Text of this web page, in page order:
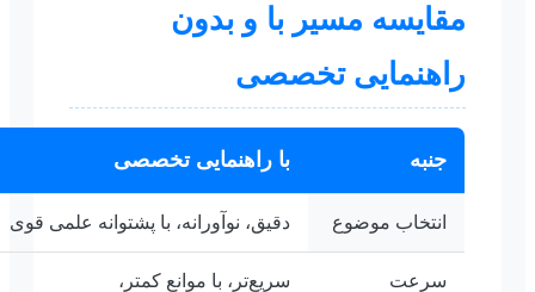
مقایسه مسیر با و بدون
راهنمایی تخصصی
جنبه با راهنمایی تخصصی
انتخاب موضوع دقیق، نوآورانه، با پشتوانه علمی قوی
سرعت
سریع‌تر، با موانع کمتر،